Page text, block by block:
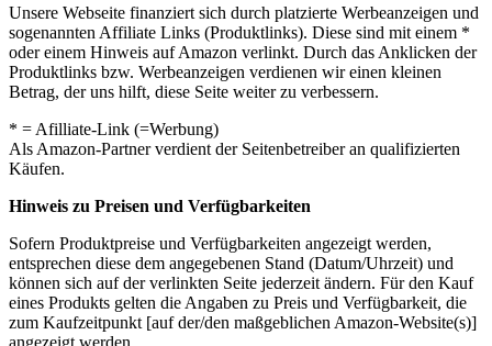
Unsere Webseite finanziert sich durch platzierte Werbeanzeigen und
sogenannten Affiliate Links (Produktlinks). Diese sind mit einem *
oder einem Hinweis auf Amazon verlinkt. Durch das Anklicken der
Produktlinks bzw. Werbeanzeigen verdienen wir einen kleinen
Betrag, der uns hilft, diese Seite weiter zu verbessern.
* = Afilliate-Link (=Werbung)
Als Amazon-Partner verdient der Seitenbetreiber an qualifizierten
Käufen.
Hinweis zu Preisen und Verfügbarkeiten
Sofern Produktpreise und Verfügbarkeiten angezeigt werden,
entsprechen diese dem angegebenen Stand (Datum/Uhrzeit) und
können sich auf der verlinkten Seite jederzeit ändern. Für den Kauf
eines Produkts gelten die Angaben zu Preis und Verfügbarkeit, die
zum Kaufzeitpunkt [auf der/den maßgeblichen Amazon-Website(s)]
angezeigt werden.